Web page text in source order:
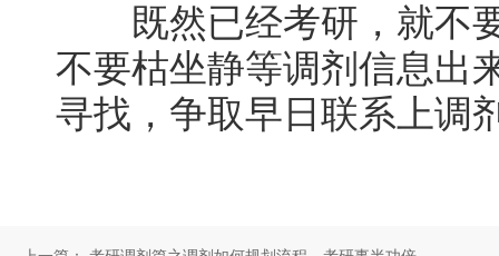
既然已经考研，就不要
不要枯坐静等调剂信息出
寻找，争取早日联系上调